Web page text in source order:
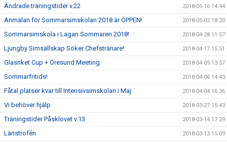
Ändrade träningstider v.22 2018-05-16 14:44
Anmälan för Sommarsimskolan 2018 är ÖPPEN! 2018-05-02 18:20
Sommarsimskola i Lagan Sommaren 2018! 2018-04-28 11:57
Ljungby Simsällskap Söker Chefstränare! 2018-04-17 15:51
Glasriket Cup + Öresund Meeting 2018-04-09 13:57
Sommarfritids! 2018-04-06 14:43
Fåtal platser kvar till Intensivsimskolan i Maj 2018-04-04 16:36
Vi behöver hjälp 2018-03-27 15:43
Träningstider Påsklovet v.13 2018-03-14 17:29
Länstrofén 2018-03-13 15:09